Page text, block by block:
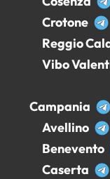
Crotone
Reggio
Vibo
Campania
Avellino
Benevento
Caserta